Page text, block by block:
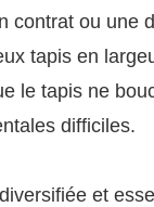
ou une
tapis en
le tapis ne
difficiles.
et